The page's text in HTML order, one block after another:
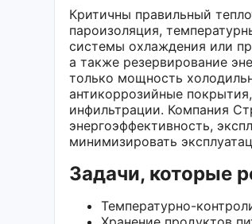
Критичны правильный
пароизоляция,
системы охлаждения или
а также резервирование
только мощность
антикоррозийные
инфильтрации. Компания
энергоэффективность,
минимизировать
Задачи, которые
Температурно-